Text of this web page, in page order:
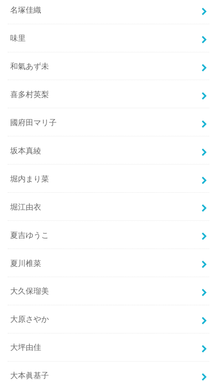
名塚佳織
味里
和氣あず未
喜多村英梨
國府田マリ子
坂本真綾
堀内まり菜
堀江由衣
夏吉ゆうこ
夏川椎菜
大久保瑠美
大原さやか
大坪由佳
大本眞基子